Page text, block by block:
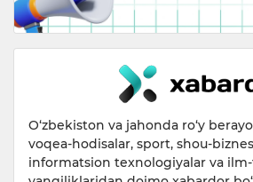
O‘zbekiston va jahonda ro‘y
voqea-hodisalar, sport, shou-
informatsion texnologiyalar va